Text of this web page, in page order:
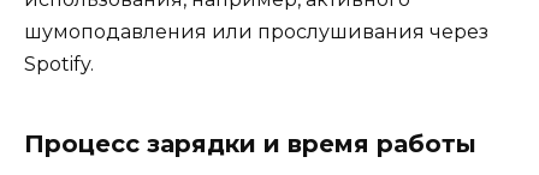
шумоподавления или прослушивания через
Spotify.
Процесс зарядки и время работы